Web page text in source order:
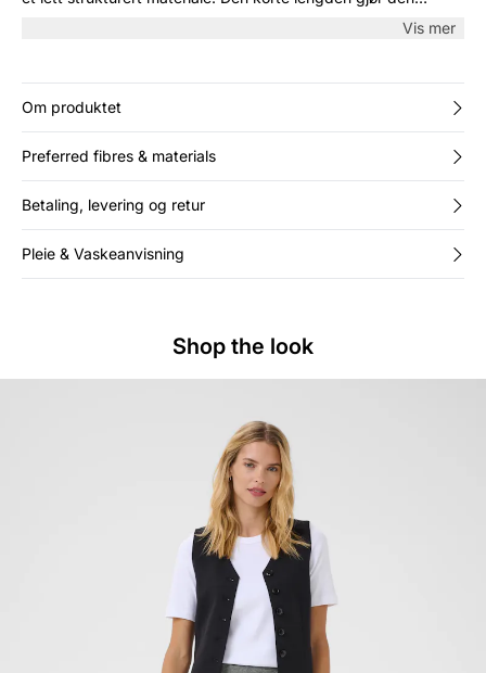
perfekt til lag-på-lag-styling – bruk den med T-skjorte og
jeans til hverdags, eller med dressbukser for en pyntet stil.
Vis mer
Om produktet
Preferred fibres & materials
Betaling, levering og retur
Pleie & Vaskeanvisning
Shop the look